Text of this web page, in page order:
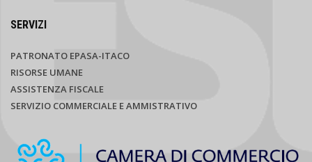
SERVIZI
PATRONATO EPASA-ITACO
RISORSE UMANE
ASSISTENZA FISCALE
SERVIZIO COMMERCIALE E AMMISTRATIVO